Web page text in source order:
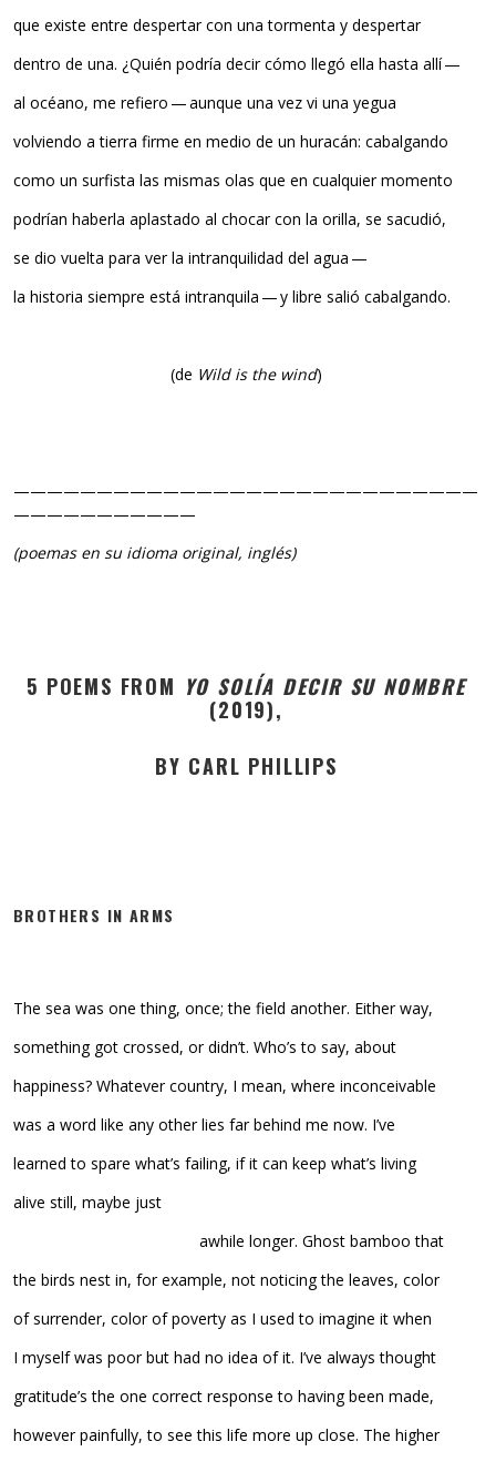
que existe entre despertar con una tormenta y despertar
dentro de una. ¿Quién podría decir cómo llegó ella hasta allí —
al océano, me refiero — aunque una vez vi una yegua
volviendo a tierra firme en medio de un huracán: cabalgando
como un surfista las mismas olas que en cualquier momento
podrían haberla aplastado al chocar con la orilla, se sacudió,
se dio vuelta para ver la intranquilidad del agua —
la historia siempre está intranquila — y libre salió cabalgando.
(de Wild is the wind)
————————————————————————————
———————————
(poemas en su idioma original, inglés)
5 POEMS FROM YO SOLÍA DECIR SU NOMBRE
(2019),
BY CARL PHILLIPS
BROTHERS IN ARMS
The sea was one thing, once; the field another. Either way,
something got crossed, or didn’t. Who’s to say, about
happiness? Whatever country, I mean, where inconceivable
was a word like any other lies far behind me now. I’ve
learned to spare what’s failing, if it can keep what’s living
alive still, maybe just
awhile longer. Ghost bamboo that
the birds nest in, for example, not noticing the leaves, color
of surrender, color of poverty as I used to imagine it when
I myself was poor but had no idea of it. I’ve always thought
gratitude’s the one correct response to having been made,
however painfully, to see this life more up close. The higher